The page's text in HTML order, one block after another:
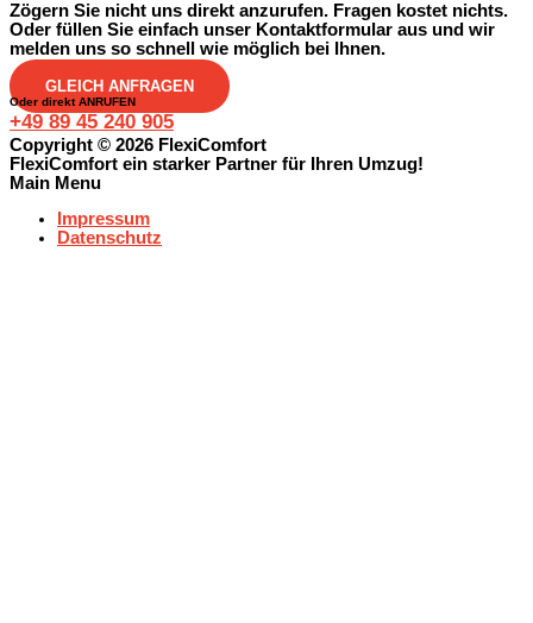
Zögern Sie nicht uns direkt anzurufen. Fragen kostet nichts.
Oder füllen Sie einfach unser Kontaktformular aus und wir
melden uns so schnell wie möglich bei Ihnen.
GLEICH ANFRAGEN
Oder direkt ANRUFEN
+49 89 45 240 905
Copyright © 2026 FlexiComfort
FlexiComfort ein starker Partner für Ihren Umzug!
Main Menu
Impressum
Datenschutz